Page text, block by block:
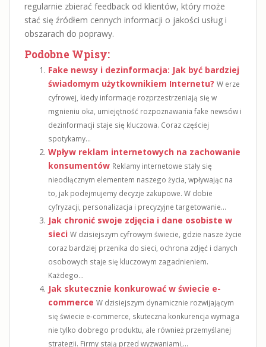
regularnie zbierać feedback od klientów, który może
stać się źródłem cennych informacji o jakości usług i
obszarach do poprawy.
Podobne Wpisy:
Fake newsy i dezinformacja: Jak być bardziej
świadomym użytkownikiem Internetu? W erze
cyfrowej, kiedy informacje rozprzestrzeniają się w
mgnieniu oka, umiejętność rozpoznawania fake newsów i
dezinformacji staje się kluczowa. Coraz częściej
spotykamy...
Wpływ reklam internetowych na zachowanie
konsumentów Reklamy internetowe stały się
nieodłącznym elementem naszego życia, wpływając na
to, jak podejmujemy decyzje zakupowe. W dobie
cyfryzacji, personalizacja i precyzyjne targetowanie...
Jak chronić swoje zdjęcia i dane osobiste w
sieci W dzisiejszym cyfrowym świecie, gdzie nasze życie
coraz bardziej przenika do sieci, ochrona zdjęć i danych
osobowych staje się kluczowym zagadnieniem.
Każdego...
Jak skutecznie konkurować w świecie e-
commerce W dzisiejszym dynamicznie rozwijającym
się świecie e-commerce, skuteczna konkurencja wymaga
nie tylko dobrego produktu, ale również przemyślanej
strategii. Firmy stają przed wyzwaniami,...